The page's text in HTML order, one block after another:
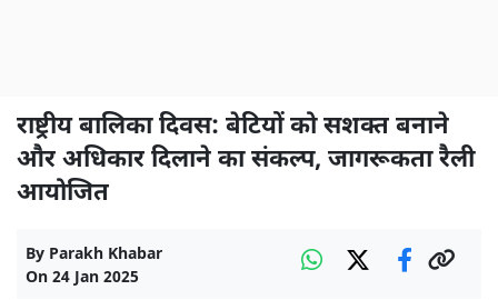
राष्ट्रीय बालिका दिवस: बेटियों को सशक्त बनाने
और अधिकार दिलाने का संकल्प, जागरूकता रैली
आयोजित
By Parakh Khabar
On 24 Jan 2025